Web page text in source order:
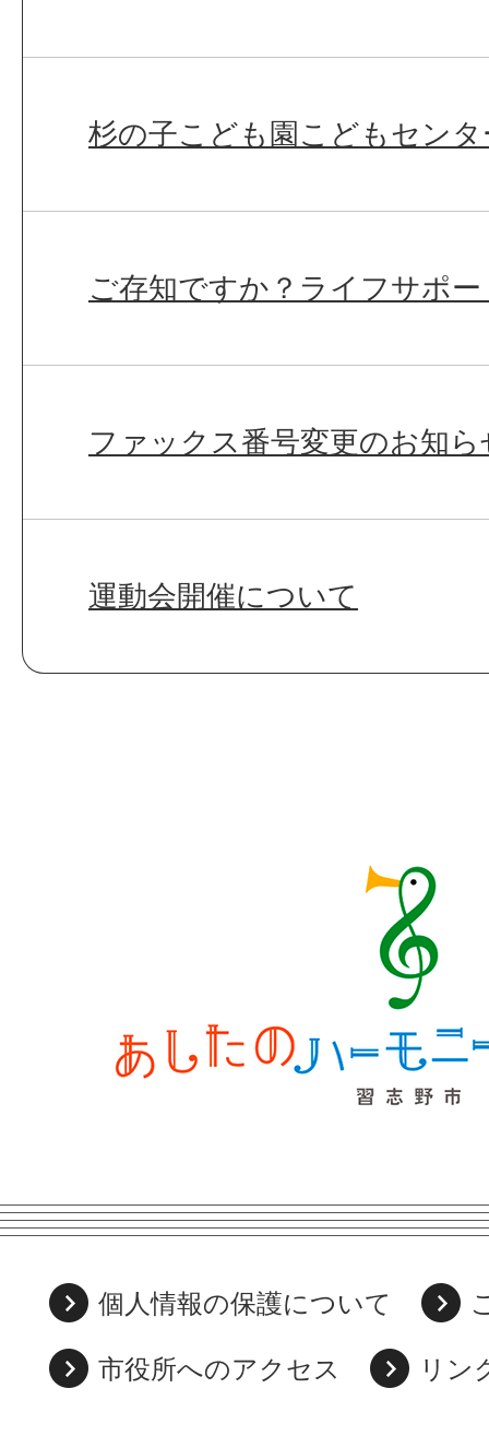
杉の子こども園こどもセンタ
ご存知ですか？ライフサポ
ファックス番号変更のお知ら
運動会開催について
個人情報の保護について
市役所へのアクセス
リン